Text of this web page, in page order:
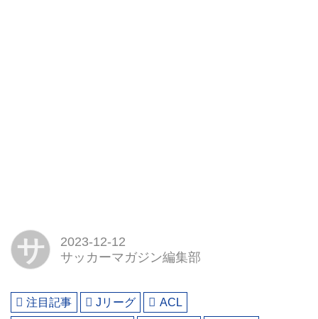
サ
2023-12-12
サッカーマガジン編集部
注目記事 Jリーグ
ACL